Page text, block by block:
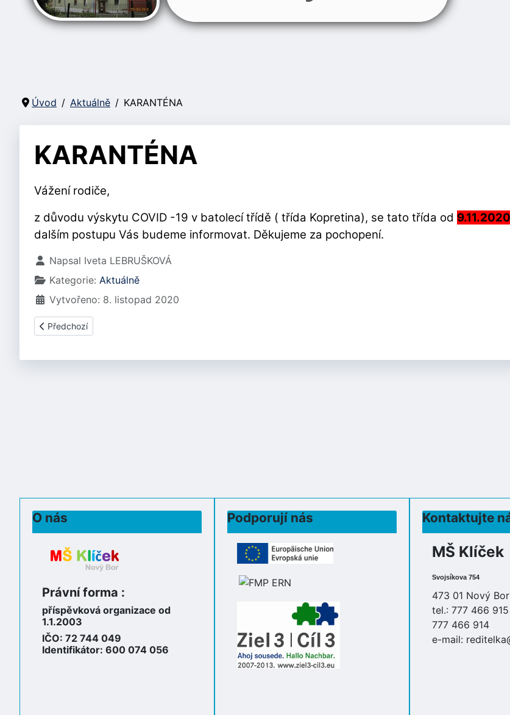
Úvod Aktuálně KARANTÉNA
KARANTÉNA
Vážení rodiče,
z důvodu výskytu COVID -19 v batolecí třídě ( třída Kopretina), se tato třída od
dalším postupu Vás budeme informovat. Děkujeme za pochopení.
Základní údaje
Napsal Iveta LEBRUŠKOVÁ
Kategorie: Aktuálně
Vytvořeno: 8. listopad 2020
Předchozí článek: Pro rodiče dětí z KOPRETINY
Předchozí
O nás
Právní forma :
příspěvková organizace od
1.1.2003
IČO: 72 744 049
Identifikátor: 600 074 056
Podporují nás Kontaktujte
MŠ Klíček
Svojsíkova 754
473 01 Nový Bor
tel.: 777 466 915
777 466 914
e-mail: